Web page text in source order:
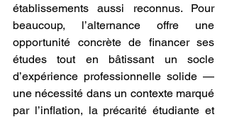
établissements aussi reconnus. Pour
beaucoup, l’alternance offre une
opportunité concrète de financer ses
études tout en bâtissant un socle
d’expérience professionnelle solide —
une nécessité dans un contexte marqué
par l’inflation, la précarité étudiante et